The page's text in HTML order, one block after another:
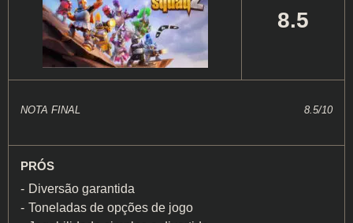
8.5
NOTA FINAL 8.5/10
PRÓS
Diversão garantida
Toneladas de opções de jogo